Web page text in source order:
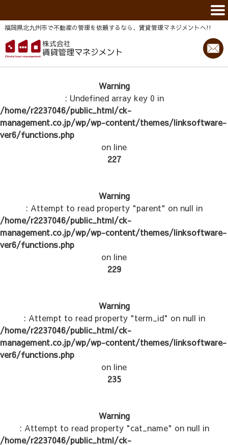
福岡県北九州市で不動産の管理を依頼するなら、賃貸管理マネジメントヘ!!
Warning
: Undefined array key 0 in
/home/r2237046/public_html/ck-
management.co.jp/wp/wp-content/themes/linksoftware-
ver6/functions.php
on line
227
Warning
: Attempt to read property "parent" on null in
/home/r2237046/public_html/ck-
management.co.jp/wp/wp-content/themes/linksoftware-
ver6/functions.php
on line
229
Warning
: Attempt to read property "term_id" on null in
/home/r2237046/public_html/ck-
management.co.jp/wp/wp-content/themes/linksoftware-
ver6/functions.php
on line
235
Warning
: Attempt to read property "cat_name" on null in
/home/r2237046/public_html/ck-